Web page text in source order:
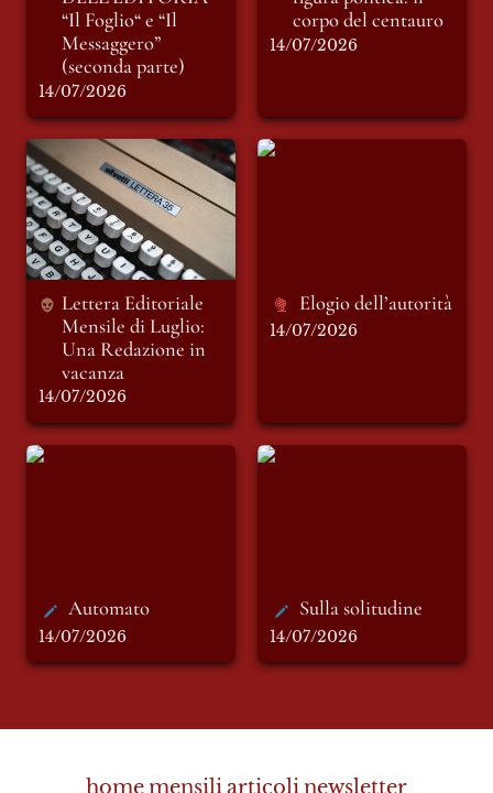
“Il Foglio“ e “Il
Messaggero”
(seconda parte)
14/07/2026
corpo del centauro
14/07/2026
Lettera Editoriale
Mensile di Luglio:
Una Redazione in
vacanza
Lettera Editoriale
Mensile di Luglio:
Una Redazione in
vacanza
14/07/2026
Elogio dell’autorità
14/07/2026
Automato
Automato
14/07/2026
Sulla solitudine
Sulla solitudine
14/07/2026
homemensili articoli newsletter